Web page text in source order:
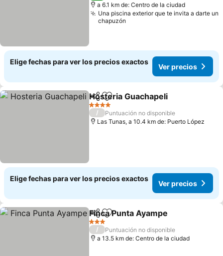
a 6.1 km de: Centro de la ciudad
Una piscina exterior que te invita a darte un
chapuzón
Elige fechas para ver los precios exactos
Ver precios
CompartirAgregar a favoritos
Hosteria Guachapeli
4 Estrellas
/
Puntuación no disponible
Las Tunas, a 10.4 km de: Puerto López
Elige fechas para ver los precios exactos
Ver precios
CompartirAgregar a favoritos
Finca Punta Ayampe
3 Estrellas
/
Puntuación no disponible
a 13.5 km de: Centro de la ciudad